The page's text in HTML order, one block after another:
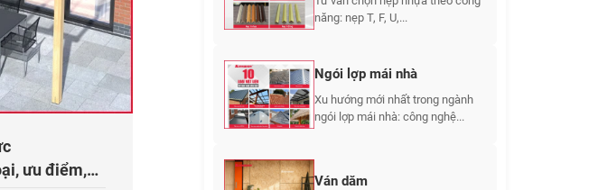
ưu điểm,
năng: nẹp T, F, U,...
Ngói lợp mái nhà
Xu hướng mới nhất trong ngành
ngói lợp mái nhà: công nghệ...
Ván dăm